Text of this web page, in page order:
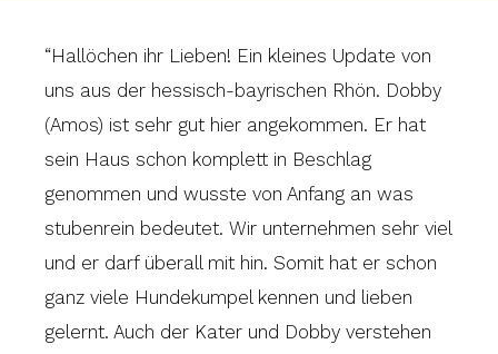
“Hallöchen ihr Lieben! Ein kleines Update von
uns aus der hessisch-bayrischen Rhön. Dobby
(Amos) ist sehr gut hier angekommen. Er hat
sein Haus schon komplett in Beschlag
genommen und wusste von Anfang an was
stubenrein bedeutet. Wir unternehmen sehr viel
und er darf überall mit hin. Somit hat er schon
ganz viele Hundekumpel kennen und lieben
gelernt. Auch der Kater und Dobby verstehen